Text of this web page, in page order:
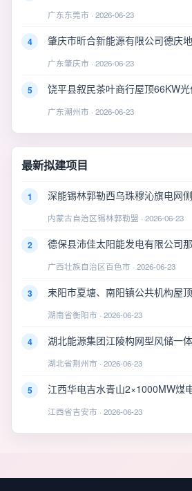
广东东莞市 · 2026-06-23
4 肇庆市昕合新能源有限公司德庆
广东肇庆市 · 2026-06-23
5 饶平县叙民茶叶商行屋顶66KW
广东潮州市 · 2026-06-23
最新拟建项目
1 深能锡林郭勒西乌珠穆沁旗电网
内蒙古自治区锡林郭勒盟 · 2026-06-23
2 德保县沛佳太阳能发电有限公司
广西壮族自治区百色市 · 2026-06-23
3 耒阳市夏塘、南阳镇公共机构屋
湖南省衡阳市 · 2026-06-23
4 湖北能源集团江陵构网型风储一
湖北省荆州市 · 2026-06-23
5 江西华电吉水青山2×1000MW煤
江西省吉安市 · 2026-06-23